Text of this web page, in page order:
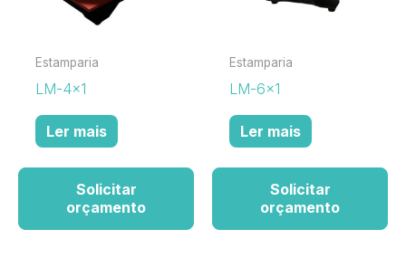
Estamparia
LM-4×1
Ler mais
Solicitar
orçamento
Estamparia
LM-6×1
Ler mais
Solicitar
orçamento